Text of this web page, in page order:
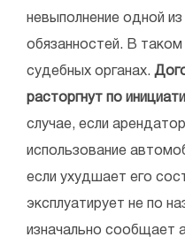
невыполнение одной
обязанностей. В
судебных органах.
расторгнут по
случае, если
использование
если ухудшает его
эксплуатирует не по
изначально сообщает